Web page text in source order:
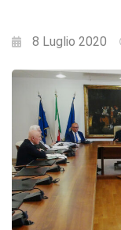
8 Luglio 2020